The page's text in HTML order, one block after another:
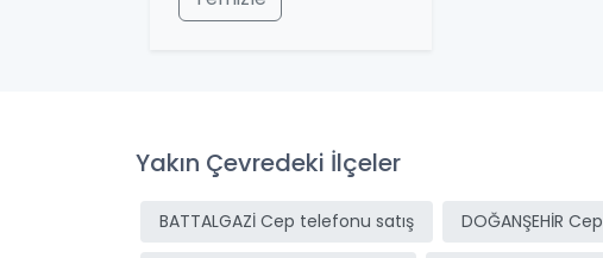
Yakın Çevredeki İlçeler
BATTALGAZİ Cep telefonu satış DOĞANŞEHİR